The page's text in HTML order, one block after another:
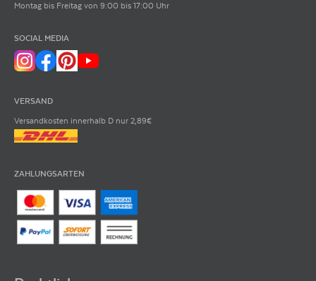
Montag bis Freitag von 9:00 bis 17:00 Uhr
SOCIAL MEDIA
VERSAND
Versandkosten innerhalb D nur 2,89€
ZAHLUNGSARTEN